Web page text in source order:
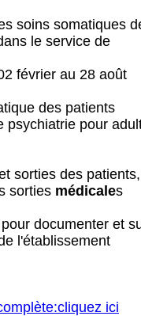
soins somatiques
le service de
février au 28 août
des patients
psychiatrie pour
sorties des
sorties médicales
documenter et
l'établissement
ici